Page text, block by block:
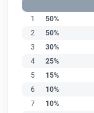
1
50%
2
50%
3
30%
4
25%
5
15%
6
10%
7
10%